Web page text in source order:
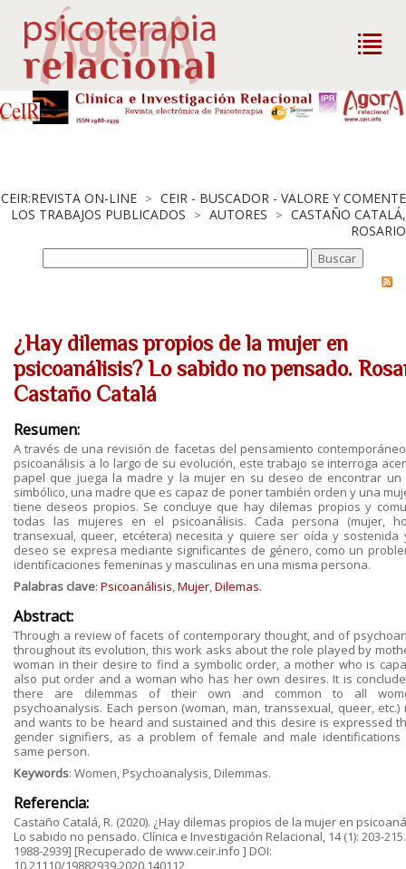
CEIR:REVISTA ON-LINE > CEIR - BUSCADOR - VALORE Y COMENTE
LOS TRABAJOS PUBLICADOS > AUTORES > CASTAÑO CATALÁ,
ROSARIO
¿Hay dilemas propios de la mujer en
psicoanálisis? Lo sabido no pensado.
Castaño Catalá
Resumen:
A través de una revisión de facetas del pensamiento
psicoanálisis a lo largo de su evolución, este trabajo se interroga
papel que juega la madre y la mujer en su deseo de encontrar un
simbólico, una madre que es capaz de poner también orden y una
tiene deseos propios. Se concluye que hay dilemas propios y
todas las mujeres en el psicoanálisis. Cada persona (mujer,
transexual, queer, etcétera) necesita y quiere ser oída y sostenida
deseo se expresa mediante significantes de género, como un
identificaciones femeninas y masculinas en una misma persona.
Palabras clave: Psicoanálisis,Mujer,Dilemas.
Abstract:
Through a review of facets of contemporary thought, and of
throughout its evolution, this work asks about the role played by
woman in their desire to find a symbolic order, a mother who is
also put order and a woman who has her own desires. It is
there are dilemmas of their own and common to all
psychoanalysis. Each person (woman, man, transsexual, queer, etc.)
and wants to be heard and sustained and this desire is expressed
gender signifiers, as a problem of female and male
same person.
Keywords: Women, Psychoanalysis, Dilemmas.
Referencia:
Castaño Catalá, R. (2020). ¿Hay dilemas propios de la mujer en
Lo sabido no pensado. Clínica e Investigación Relacional, 14 (1): 203-
1988-2939] [Recuperado de www.ceir.info ] DOI:
10.21110/19882939.2020.140112